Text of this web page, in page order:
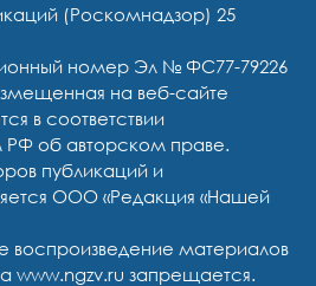
(Роскомнадзор) 25
номер Эл № ФС77-79226
на веб-сайте
в соответствии
РФ об авторском праве.
публикаций и
ООО «Редакция «Нашей
воспроизведение материалов
www.ngzv.ru запрещается.